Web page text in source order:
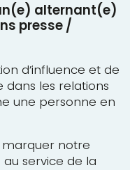
alternant(e)
presse /
d’influence et de
dans les relations
une personne en
marquer notre
service de la